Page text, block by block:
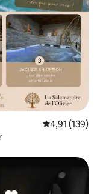
Évaluation
4,91 (139)